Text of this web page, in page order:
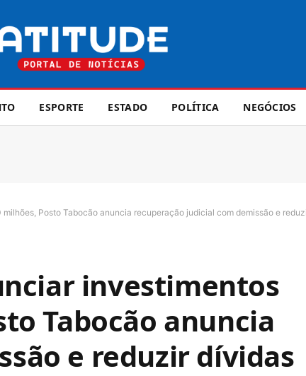
ESPORTE ESTADO POLÍTICA NEGÓCIOS
Posto Tabocão anuncia recuperação judicial com demissão e
investimentos
Tabocão anuncia
e reduzir dívidas